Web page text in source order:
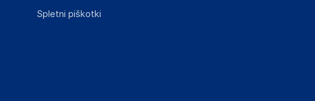
Spletni piškotki